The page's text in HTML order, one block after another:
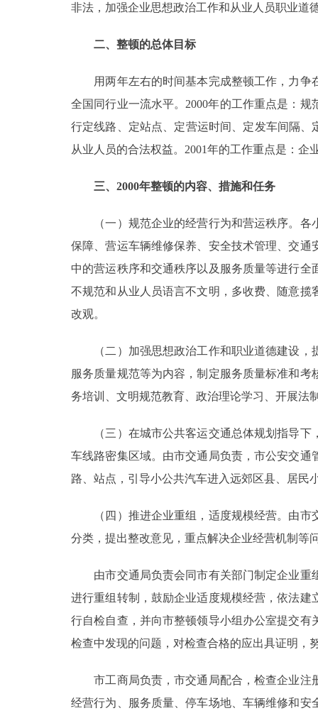
绿色北京
ENGLISH
DEUTSCH
非法，加强企业思想政治工作和从业人员职业道
二、整顿的总体目标
用两年左右的时间基本完成整顿工作，力争
全国同行业一流水平。2000年的工作重点是：
行定线路、定站点、定营运时间、定发车间隔
从业人员的合法权益。2001年的工作重点是：
三、2000年整顿的内容、措施和任务
（一）规范企业的经营行为和营运秩序。各
保障、营运车辆维修保养、安全技术管理、交
中的营运秩序和交通秩序以及服务质量等进行
不规范和从业人员语言不文明，多收费、随意
改观。
（二）加强思想政治工作和职业道德建设，
服务质量规范等为内容，制定服务质量标准和
务培训、文明规范教育、政治理论学习、开展法
（三）在城市公共客运交通总体规划指导下
车线路密集区域。由市交通局负责，市公安交
路、站点，引导小公共汽车进入远郊区县、居民
（四）推进企业重组，适度规模经营。由市
分类，提出整改意见，重点解决企业经营机制等
由市交通局负责会同市有关部门制定企业重
进行重组转制，鼓励企业适度规模经营，依法
行自检自查，并向市整顿领导小组办公室提交
检查中发现的问题，对检查合格的应出具证明，
市工商局负责，市交通局配合，检查企业注
经营行为、服务质量、停车场地、车辆维修和